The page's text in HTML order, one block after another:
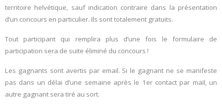
territoire helvétique, sauf indication contraire dans la présentation
d’un concours en particulier. Ils sont totalement gratuits.
Tout participant qui remplira plus d’une fois le formulaire de
participation sera de suite éliminé du concours !
Les gagnants sont avertis par email. Si le gagnant ne se manifeste
pas dans un délai d’une semaine après le 1er contact par mail, un
autre gagnant sera tiré au sort.